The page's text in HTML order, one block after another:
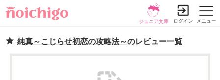
メニュー
ジュニア文庫 ログイン
純真～こじらせ初恋の攻略法～のレビュー一覧